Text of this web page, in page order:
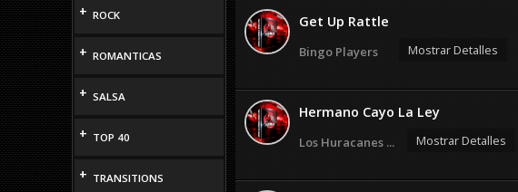
+ ROCK
+ ROMANTICAS
+ SALSA
+ TOP 40
+ TRANSITIONS
Get Up Rattle
Bingo Players Mostrar Detalles
Hermano Cayo La Ley
Los Huracanes ... Mostrar Detalles